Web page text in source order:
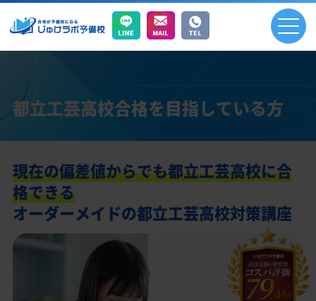
都立工芸高校合格を目指している方
現在の偏差値からでも都立工芸高校に合
格できる
オーダーメイドの都立工芸高校対策講座